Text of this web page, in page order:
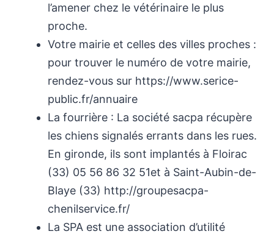
l’amener chez le vétérinaire le plus
proche.
Votre mairie et celles des villes proches :
pour trouver le numéro de votre mairie,
rendez-vous sur https://www.serice-
public.fr/annuaire
La fourrière : La société sacpa récupère
les chiens signalés errants dans les rues.
En gironde, ils sont implantés à Floirac
(33) 05 56 86 32 51et à Saint-Aubin-de-
Blaye (33) http://groupesacpa-
chenilservice.fr/
La SPA est une association d’utilité